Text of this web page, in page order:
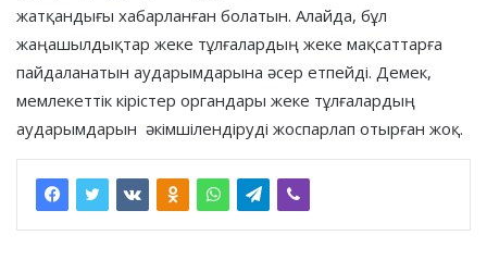
жатқандығы хабарланған болатын. Алайда, бұл
жаңашылдықтар жеке тұлғалардың жеке мақсаттарға
пайдаланатын аударымдарына әсер етпейді. Демек,
мемлекеттік кірістер органдары жеке тұлғалардың
аударымдарын әкімшілендіруді жоспарлап отырған жоқ.